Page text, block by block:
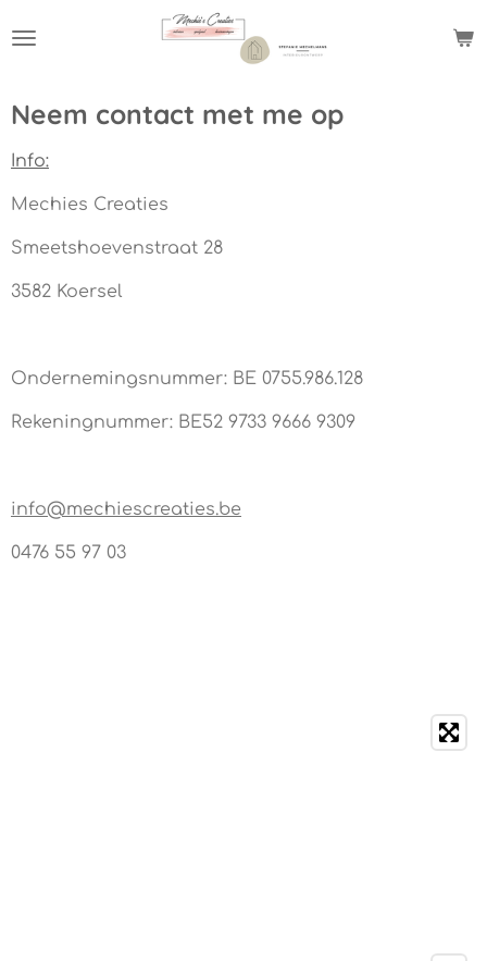
direct
de
hoofdinhoud
Neem contact met me op
Info:
Mechies Creaties
Smeetshoevenstraat 28
3582 Koersel
Ondernemingsnummer: BE 0755.986.128
Rekeningnummer: BE52 9733 9666 9309
info@mechiescreaties.be
0476 55 97 03